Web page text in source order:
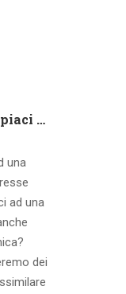
Che tipo di capire qualora piaci ad una ragazza contatto 8 segnali d’interesse inconsci
una
ad una
dei